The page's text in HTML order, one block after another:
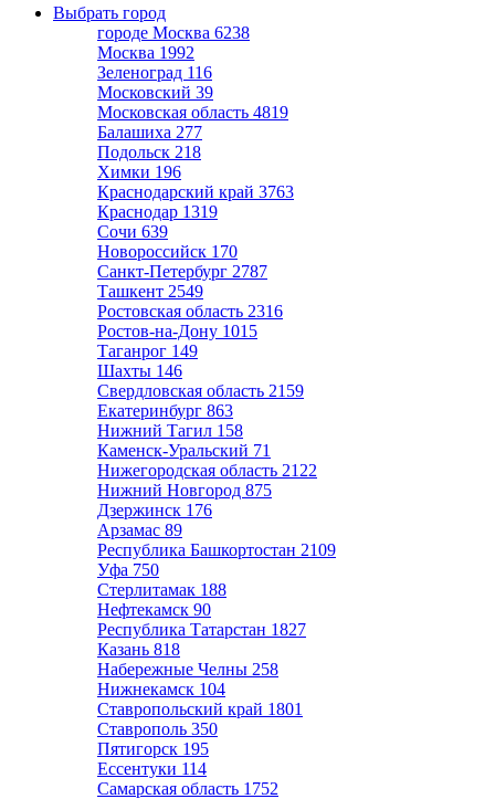
Выбрать город
городе Москва 6238
Москва 1992
Зеленоград 116
Московский 39
Московская область 4819
Балашиха 277
Подольск 218
Химки 196
Краснодарский край 3763
Краснодар 1319
Сочи 639
Новороссийск 170
Санкт-Петербург 2787
Ташкент 2549
Ростовская область 2316
Ростов-на-Дону 1015
Таганрог 149
Шахты 146
Свердловская область 2159
Екатеринбург 863
Нижний Тагил 158
Каменск-Уральский 71
Нижегородская область 2122
Нижний Новгород 875
Дзержинск 176
Арзамас 89
Республика Башкортостан 2109
Уфа 750
Стерлитамак 188
Нефтекамск 90
Республика Татарстан 1827
Казань 818
Набережные Челны 258
Нижнекамск 104
Ставропольский край 1801
Ставрополь 350
Пятигорск 195
Ессентуки 114
Самарская область 1752